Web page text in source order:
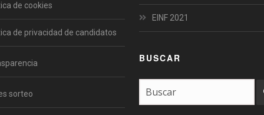
de cookies
de privacidad de candidatos
sorteo
EINF 2021
BUSCAR